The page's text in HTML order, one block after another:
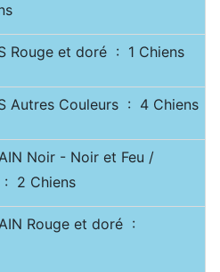
Rouge et doré : 1 Chiens
Autres Couleurs : 4 Chiens
Noir - Noir et Feu /
: 2 Chiens
Rouge et doré :